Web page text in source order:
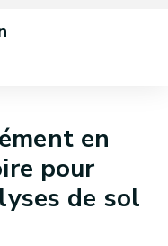
en
pour
de sol